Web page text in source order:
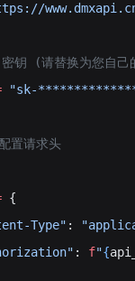
钥 (请替换为您自己
"sk-
置请求头
{
Type"
:
: f"{